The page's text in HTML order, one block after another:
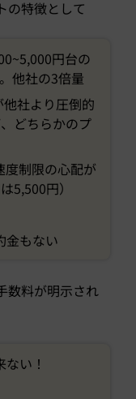
の特徴として
円台の
他社の3倍量
社より圧倒的
どちらかのプ
度制限の心配が
5,500円）
金もない
数料が明示され
い！